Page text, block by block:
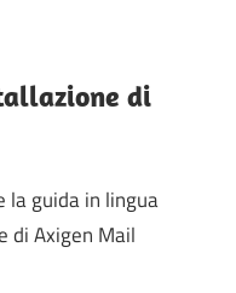
di
la guida in lingua
di Axigen Mail